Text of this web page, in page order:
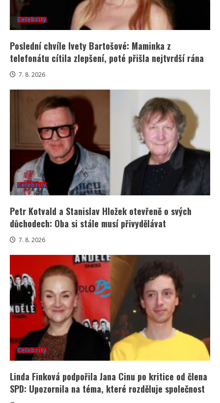
Celebrity
Poslední chvíle Ivety Bartošové: Maminka z
telefonátu cítila zlepšení, poté přišla nejtvrdší rána
7. 8. 2026
Celebrity
Petr Kotvald a Stanislav Hložek otevřeně o svých
důchodech: Oba si stále musí přivydělávat
7. 8. 2026
Celebrity
Linda Finková podpořila Jana Cinu po kritice od člena
SPD: Upozornila na téma, které rozděluje společnost